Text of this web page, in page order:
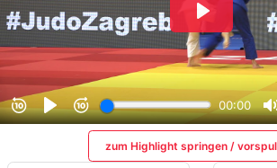
zum Highlight springen /